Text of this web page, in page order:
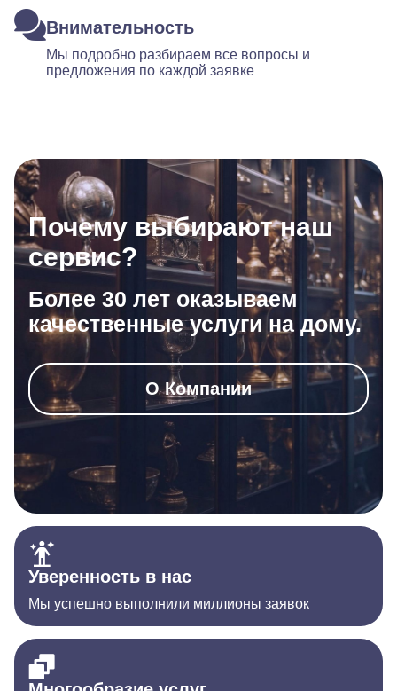
Внимательность
Мы подробно разбираем все вопросы и
предложения по каждой заявке
Почему выбирают наш
сервис?
Более 30 лет оказываем
качественные услуги на дому.
О Компании
Уверенность в нас
Мы успешно выполнили миллионы заявок